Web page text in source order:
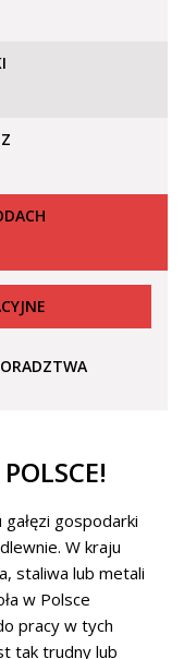
gospodarki
W kraju
staliwa lub metali
w Polsce
pracy w tych
tak trudny lub